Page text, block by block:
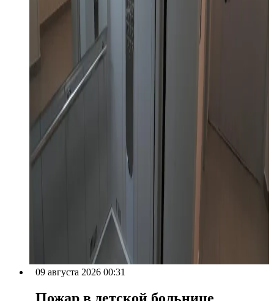
09 августа 2026 00:31